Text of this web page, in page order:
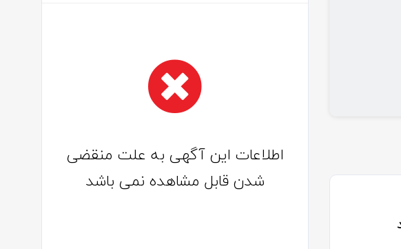
اطلاعات این آگهی به علت منقضی
شدن قابل مشاهده نمی باشد